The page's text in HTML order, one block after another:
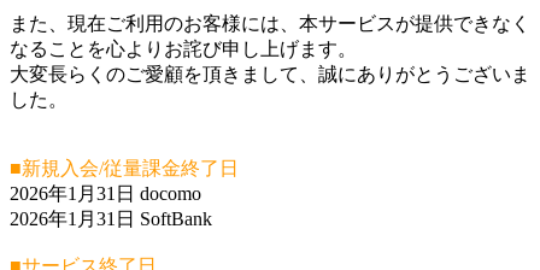
また、現在ご利用のお客様には、本サービスが提供できなく
なることを心よりお詫び申し上げます。
大変長らくのご愛顧を頂きまして、誠にありがとうございま
した。
■新規入会/従量課金終了日
2026年1月31日 docomo
2026年1月31日 SoftBank
■サービス終了日